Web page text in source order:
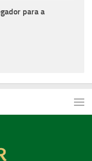
para a